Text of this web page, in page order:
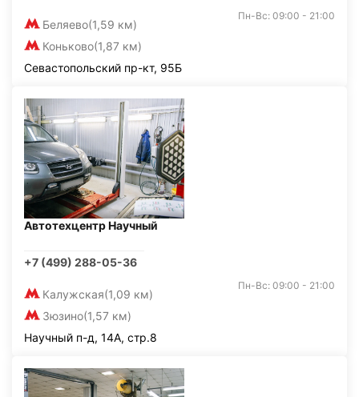
Беляево(1,59 км)
Коньково(1,87 км)
Пн-Вс: 09:00 - 21:00
Севастопольский пр-кт, 95Б
Автотехцентр Научный
+7 (499) 288-05-36
Калужская(1,09 км)
Зюзино(1,57 км)
Пн-Вс: 09:00 - 21:00
Научный п-д, 14А, стр.8